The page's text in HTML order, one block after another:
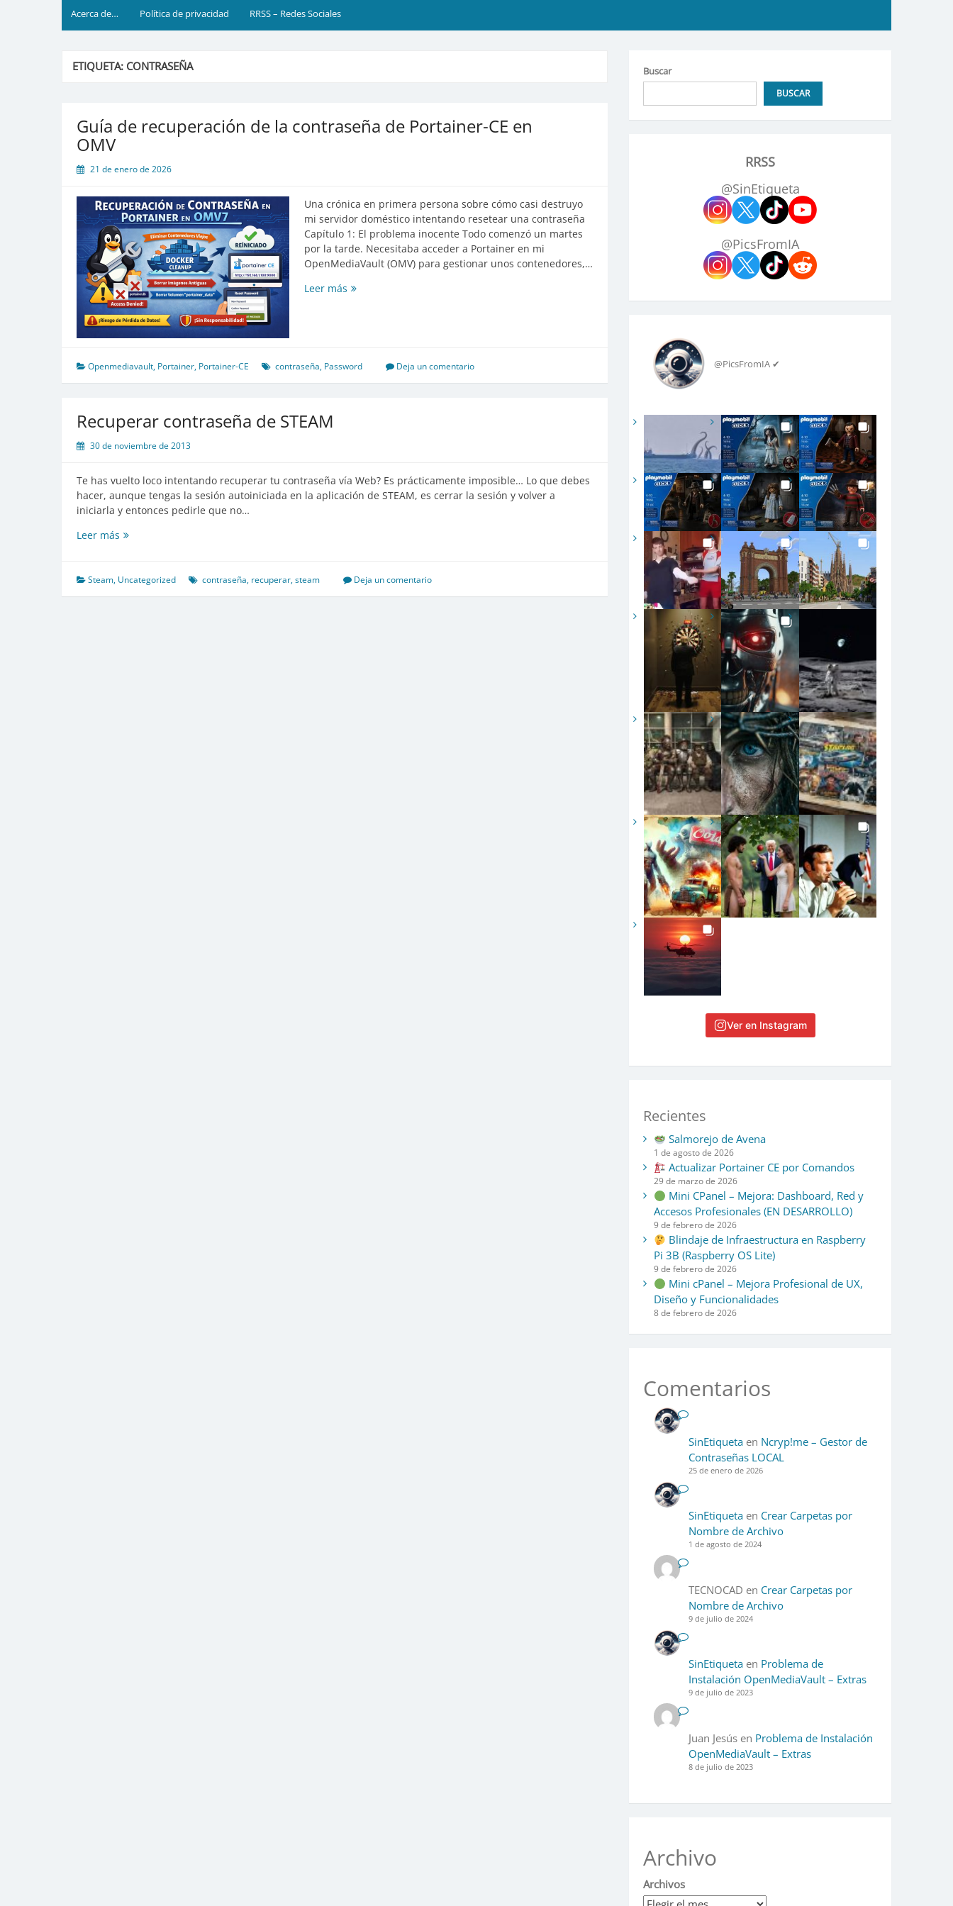
Acerca de… Política de privacidad RRSS – Redes Sociales
ETIQUETA: CONTRASEÑA
Guía de recuperación de la contraseña de Portainer-CE en
OMV
21 de enero de 2026
Una crónica en primera persona sobre cómo casi destruyo
mi servidor doméstico intentando resetear una contraseña
Capítulo 1: El problema inocente Todo comenzó un martes
por la tarde. Necesitaba acceder a Portainer en mi
OpenMediaVault (OMV) para gestionar unos contenedores,…
Leer más Guía
contraseña
Openmediavault, Portainer, Portainer-CE contraseña, Password Deja un comentario
Recuperar contraseña de STEAM
30 de noviembre de 2013
Te has vuelto loco intentando recuperar tu contraseña vía Web? Es prácticamente imposible… Lo que debes
hacer, aunque tengas la sesión autoiniciada en la aplicación de STEAM, es cerrar la sesión y volver a
iniciarla y entonces pedirle que no…
Leer más Recuperar
STEAM
Steam, Uncategorized contraseña, recuperar,steam Deja un comentario
Buscar
BUSCAR
RRSS
@SinEtiqueta
@PicsFromIA
@PicsFromIA ✔
Ver en Instagram
Recientes
Salmorejo de Avena
1 de agosto de 2026
Actualizar Portainer CE por Comandos
29 de marzo de 2026
Mini CPanel – Mejora: Dashboard, Red y
Accesos Profesionales (EN DESARROLLO)
9 de febrero de 2026
Blindaje de Infraestructura en Raspberry
Pi 3B (Raspberry OS Lite)
9 de febrero de 2026
Mini cPanel – Mejora Profesional de UX,
Diseño y Funcionalidades
8 de febrero de 2026
Comentarios
SinEtiquetaen Ncryp!me – Gestor de
Contraseñas LOCAL
25 de enero de 2026
SinEtiquetaen Crear Carpetas por
Nombre de Archivo
1 de agosto de 2024
TECNOCAD en Crear Carpetas por
Nombre de Archivo
9 de julio de 2024
SinEtiquetaen Problema de
Instalación OpenMediaVault – Extras
9 de julio de 2023
Juan Jesúsen Problema de Instalación
OpenMediaVault – Extras
8 de julio de 2023
Archivo
Archivos